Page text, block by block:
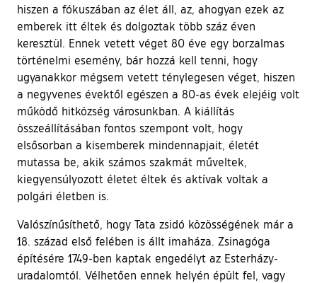
hiszen a fókuszában az élet áll, az, ahogyan ezek az
emberek itt éltek és dolgoztak több száz éven
keresztül. Ennek vetett véget 80 éve egy borzalmas
történelmi esemény, bár hozzá kell tenni, hogy
ugyanakkor mégsem vetett ténylegesen véget, hiszen
a negyvenes évektől egészen a 80-as évek elejéig volt
működő hitközség városunkban. A kiállítás
összeállításában fontos szempont volt, hogy
elsősorban a kisemberek mindennapjait, életét
mutassa be, akik számos szakmát műveltek,
kiegyensúlyozott életet éltek és aktívak voltak a
polgári életben is.
Valószínűsíthető, hogy Tata zsidó közösségének már a
18. század első felében is állt imaháza. Zsinagóga
építésére 1749-ben kaptak engedélyt az Esterházy-
uradalomtól. Vélhetően ennek helyén épült fel, vagy